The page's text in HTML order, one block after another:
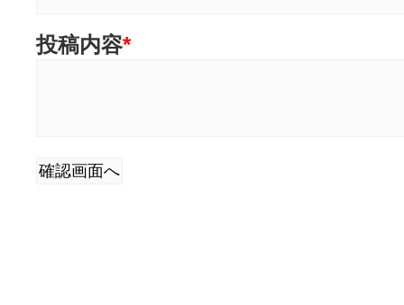
投稿内容*